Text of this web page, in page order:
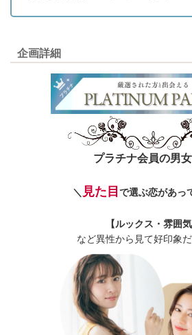
企画詳細
プラチナ会員の男
＼ 見た目 で選ぶ恋があっ
【ルックス・雰囲気
など異性から見て好印象